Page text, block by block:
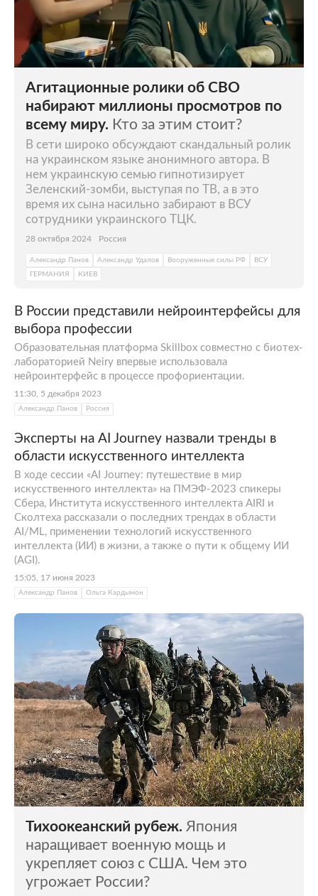
Агитационные ролики об СВО
набирают миллионы просмотров по
всему миру. Кто за этим стоит?
В сети широко обсуждают скандальный ролик
на украинском языке анонимного автора. В
нем украинскую семью гипнотизирует
Зеленский-зомби, выступая по ТВ, а в это
время их сына насильно забирают в ВСУ
сотрудники украинского ТЦК.
28 октября 2024 Россия
Александр Панов Александр Удалов Вооруженные силы РФ
ВСУ
ГЕРМАНИЯ
КИЕВ
В России представили нейроинтерфейсы для
выбора профессии
Образовательная платформа Skillbox совместно с биотех-
лабораторией Neiry впервые использовала
нейроинтерфейс в процессе профориентации.
11:30, 5 декабря 2023
Александр Панов Россия
Эксперты на AI Journey назвали тренды в
области искусственного интеллекта
В ходе сессии «AI Journey: путешествие в мир
искусственного интеллекта» на ПМЭФ-2023 спикеры
Сбера, Института искусственного интеллекта AIRI и
Сколтеха рассказали о последних трендах в области
AI/ML, применении технологий искусственного
интеллекта (ИИ) в жизни, а также о пути к общему ИИ
(AGI).
15:05, 17 июня 2023
Александр Панов Ольга Кардымон
Тихоокеанский рубеж. Япония
наращивает военную мощь и
укрепляет союз с США. Чем это
угрожает России?